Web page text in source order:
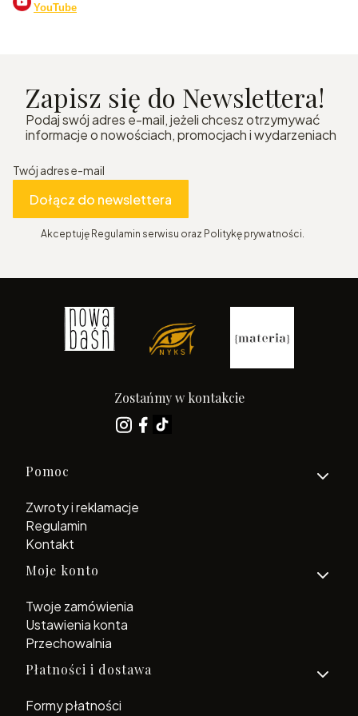
YouTube
Zapisz się do Newslettera!
Podaj swój adres e-mail, jeżeli chcesz otrzymywać
informacje o nowościach, promocjach i wydarzeniach
Twój adres e-mail
Dołącz do newslettera
Akceptuję Regulamin serwisu oraz Politykę prywatności.
Zostańmy w kontakcie
Linki w stopce
Pomoc
Zwroty i reklamacje
Regulamin
Kontakt
Moje konto
Twoje zamówienia
Ustawienia konta
Przechowalnia
Płatności i dostawa
Formy płatności